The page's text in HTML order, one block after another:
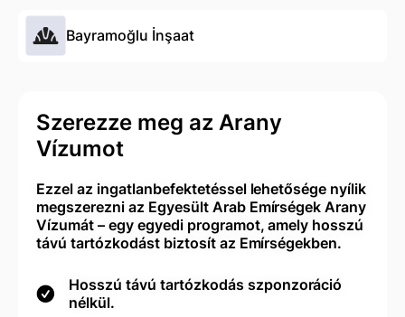
Bayramoğlu İnşaat
Szerezze meg az Arany
Vízumot
Ezzel az ingatlanbefektetéssel lehetősége nyílik
megszerezni az Egyesült Arab Emírségek Arany
Vízumát – egy egyedi programot, amely hosszú
távú tartózkodást biztosít az Emírségekben.
Hosszú távú tartózkodás szponzoráció
nélkül.